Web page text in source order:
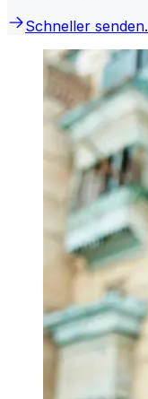
Schneller senden.